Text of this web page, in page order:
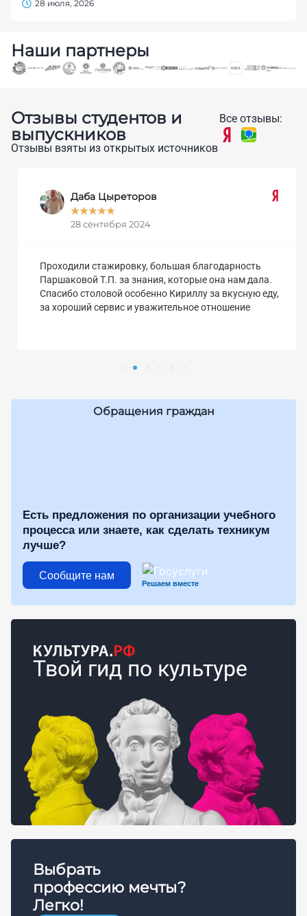
28 июля, 2026
Наши партнеры
Отзывы студентов и
выпускников
Все отзывы:
Отзывы взяты из открытых источников
Даба Цыреторов
★★★★★
28 сентября 2024
Проходили стажировку, большая благодарность
Паршаковой Т.П. за знания, которые она нам дала.
Спасибо столовой особенно Кириллу за вкусную еду,
за хороший сервис и уважительное отношение
Обращения граждан
Есть предложения по организации учебного
процесса или знаете, как сделать техникум
лучше?
Сообщите нам
Решаем вместе
Твой гид по культуре
Выбрать
профессию мечты?
Легко!